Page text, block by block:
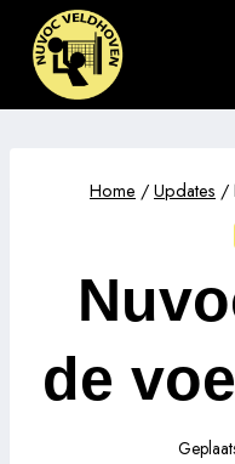
Doorgaan
naar
inhoud
Home / Updates /
de